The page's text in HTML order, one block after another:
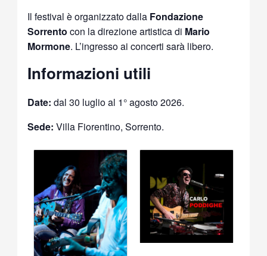
Il festival è organizzato dalla Fondazione
Sorrento con la direzione artistica di Mario
Mormone. L’ingresso ai concerti sarà libero.
Informazioni utili
Date: dal 30 luglio al 1° agosto 2026.
Sede: Villa Fiorentino, Sorrento.